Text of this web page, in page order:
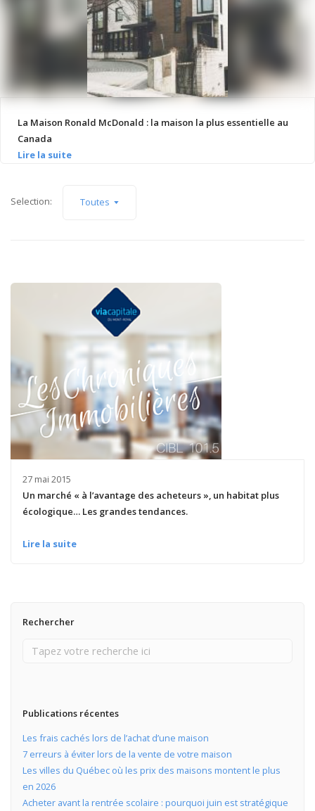
La Maison Ronald McDonald : la maison la plus essentielle au
Canada
Selection: Toutes
27 mai 2015
Un marché « à l’avantage des acheteurs », un habitat plus
écologique… Les grandes tendances.
Lire la suite
Rechercher
Publications récentes
Les frais cachés lors de l’achat d’une maison
7 erreurs à éviter lors de la vente de votre maison
Les villes du Québec où les prix des maisons montent le plus
en 2026
Acheter avant la rentrée scolaire : pourquoi juin est stratégique